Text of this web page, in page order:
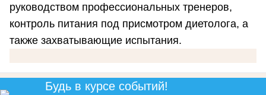
руководством профессиональных тренеров,
контроль питания под присмотром диетолога, а
также захватывающие испытания.
Будь в курсе событий!